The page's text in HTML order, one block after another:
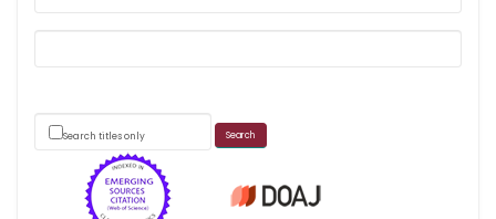
üzerinden yürütülmektedir.
Search titles only